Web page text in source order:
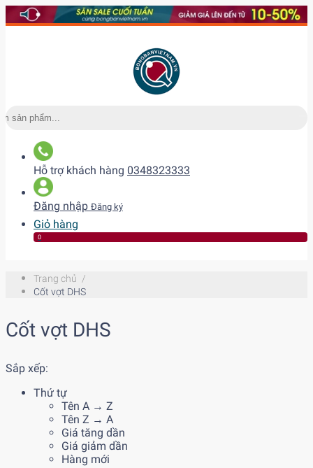
Hỗ trợ khách hàng 0348323333
Đăng nhập Đăng ký
Giỏ hàng
0
Trang chủ /
Cốt vợt DHS
Cốt vợt DHS
Sắp xếp:
Thứ tự
Tên A → Z
Tên Z → A
Giá tăng dần
Giá giảm dần
Hàng mới